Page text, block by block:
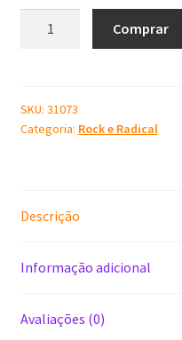
quantidade
Comprar
SKU: 31073
Categoria: Rock e Radical
Descrição
Informação adicional
Avaliações (0)